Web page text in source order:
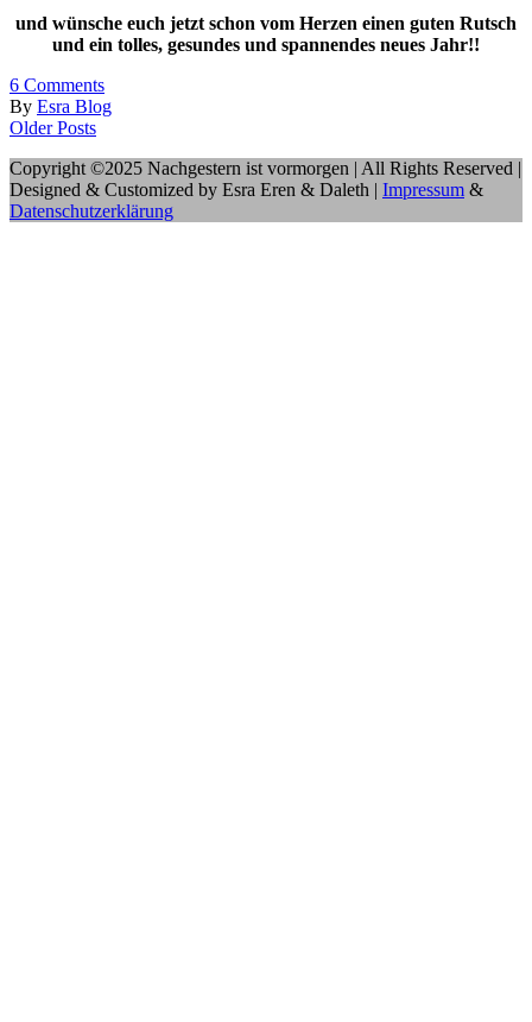
und wünsche euch jetzt schon vom Herzen einen guten Rutsch
und ein tolles, gesundes und spannendes neues Jahr!!
6 Comments
By Esra Blog
Older Posts
Copyright ©2025 Nachgestern ist vormorgen | All Rights Reserved |
Designed & Customized by Esra Eren & Daleth | Impressum &
Datenschutzerklärung